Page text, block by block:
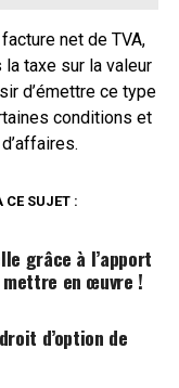
net de TVA,
taxe sur la valeur
d’émettre ce type
conditions et
CE SUJET :
grâce à l’apport
en œuvre !
d’option de